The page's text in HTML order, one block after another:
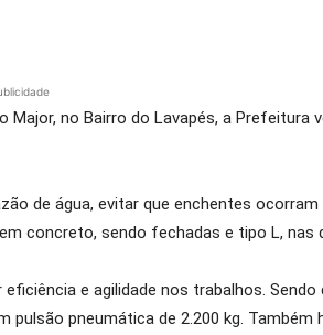
no Bairro do Lavapés, a Prefeitura
de água, evitar que enchentes
concreto, sendo fechadas e tipo L, nas
e agilidade nos trabalhos.
pneumática de 2.200 kg. Também